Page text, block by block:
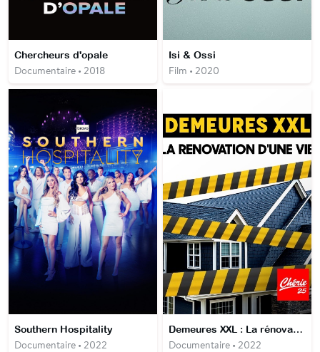
Chercheurs d'opale
Documentaire • 2018
Isi & Ossi
Film • 2020
Southern Hospitality
Documentaire • 2022
Demeures XXL : La rénovation d'une vie
Documentaire • 2022